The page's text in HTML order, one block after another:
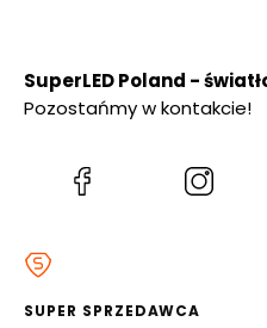
SuperLED Poland -
Pozostańmy w kontakcie!
SUPER SPRZEDAWCA